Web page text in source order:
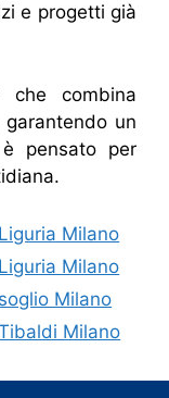
e progetti già
che combina
un
pensato per
Milano
Milano
Milano
Milano